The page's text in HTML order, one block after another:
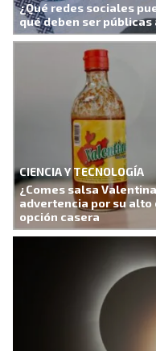
¿Qué redes sociales
qué deben ser
CIENCIA Y TECNOLOGÍA
¿Comes salsa
advertencia por su alto
opción casera